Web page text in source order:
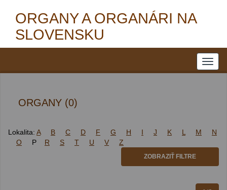
ORGANY A ORGANÁRI NA
SLOVENSKU
ORGANY (0)
Lokalita: A B C D F G H I J K L M
N
O P R S T U V Z
ZOBRAZIŤ FILTRE